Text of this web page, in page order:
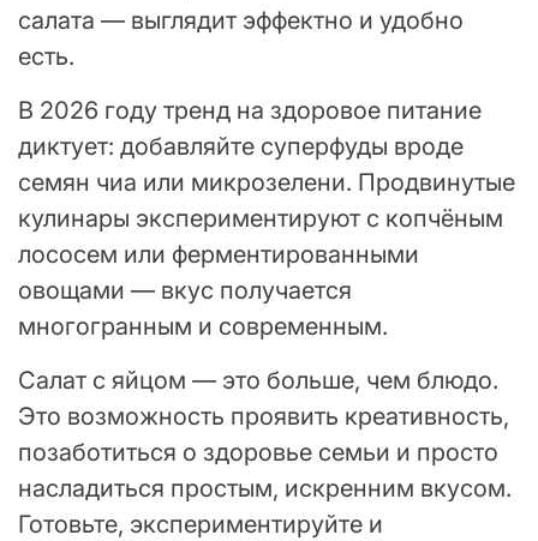
салата — выглядит эффектно и удобно
есть.
В 2026 году тренд на здоровое питание
диктует: добавляйте суперфуды вроде
семян чиа или микрозелени. Продвинутые
кулинары экспериментируют с копчёным
лососем или ферментированными
овощами — вкус получается
многогранным и современным.
Салат с яйцом — это больше, чем блюдо.
Это возможность проявить креативность,
позаботиться о здоровье семьи и просто
насладиться простым, искренним вкусом.
Готовьте, экспериментируйте и